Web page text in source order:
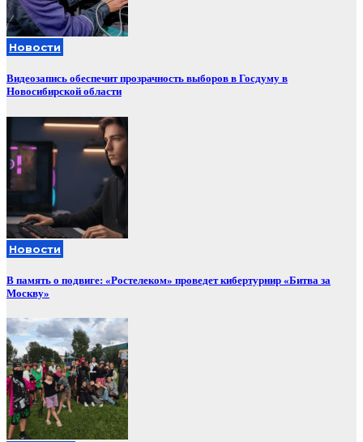
Новости
Видеозапись обеспечит прозрачность выборов в Госдуму в
Новосибирской области
Новости
В память о подвиге: «Ростелеком» проведет кибертурнир «Битва за
Москву»